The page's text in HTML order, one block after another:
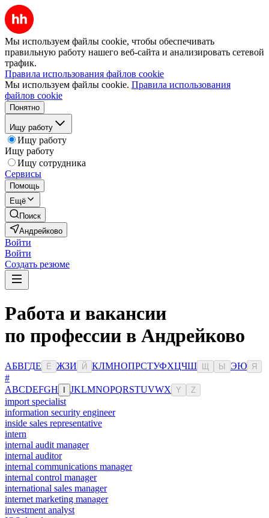
Мы используем файлы cookie, чтобы обеспечивать
правильную работу нашего веб-сайта и анализировать сетевой
трафик.
Правила использования файлов cookie
Мы используем файлы cookie. Правила использования
файлов cookie
Понятно
Ищу работу
Ищу работу
Ищу работу
Ищу сотрудника
Сервисы
Помощь
Ещё
Поиск
Андрейково
Войти
Войти
Создать резюме
Работа и вакансии
по профессии в Андрейково
АБВГДЕ Ё ЖЗИ Й КЛМНОПРСТУФХЦЧШ Ы ЭЮ Я
#
ABCDEFGH JKLMNOPQRSTUVWX Y Z
import specialist
information security engineer
inside sales representative
intern
internal audit manager
internal auditor
internal communications manager
internal control manager
international sales manager
internet marketing manager
investment analyst